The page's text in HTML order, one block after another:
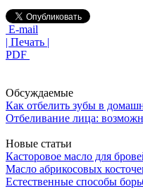
E-mail
| Печать |
PDF
Обсуждаемые
Как отбелить зубы в
Отбеливание лица:
Новые статьи
Касторовое масло для
Масло абрикосовых
Естественные способы